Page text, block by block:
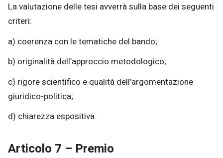
La valutazione delle tesi avverrà sulla base dei seguenti
criteri:
a) coerenza con le tematiche del bando;
b) originalità dell’approccio metodologico;
c) rigore scientifico e qualità dell’argomentazione
giuridico-politica;
d) chiarezza espositiva.
Articolo 7 – Premio